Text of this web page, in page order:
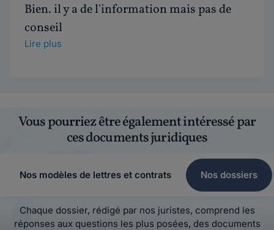
Bien. il y a de l'information mais pas de
conseil
Lire plus
Vous pourriez être également intéressé par
ces documents juridiques
Nos modèles de lettres et contrats Nos dossiers
Chaque dossier, rédigé par nos juristes, comprend les
réponses aux questions les plus posées, des documents